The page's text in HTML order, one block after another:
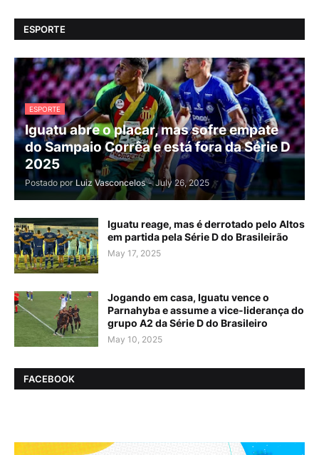
ESPORTE
ESPORTE
Iguatu abre o placar, mas sofre empate
do Sampaio Corrêa e está fora da Série D
2025
Postado por Luiz Vasconcelos - July 26, 2025
Iguatu reage, mas é derrotado pelo Altos
em partida pela Série D do Brasileirão
May 17, 2025
Jogando em casa, Iguatu vence o
Parnahyba e assume a vice-liderança do
grupo A2 da Série D do Brasileiro
May 10, 2025
FACEBOOK